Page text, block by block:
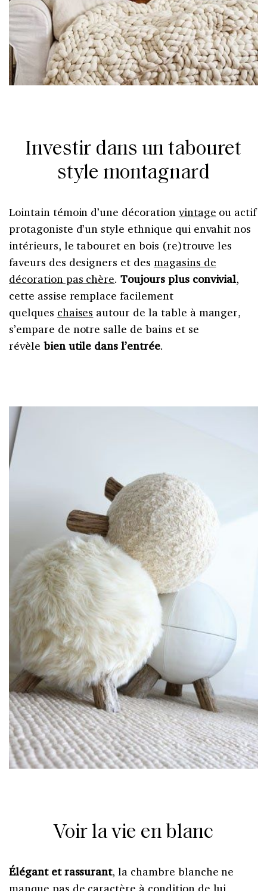
Investir dans un tabouret
style montagnard
Lointain témoin d’une décoration vintage ou actif
protagoniste d’un style ethnique qui envahit nos
intérieurs, le tabouret en bois (re)trouve les
faveurs des designers et des magasins de
décoration pas chère.Toujours plus convivial,
cette assise remplace facilement
quelques chaises autour de la table à manger,
s’empare de notre salle de bains et se
révèle bien utile dans l’entrée.
Voir la vie en blanc
Élégant et rassurant, la chambre blanche ne
manque pas de caractère à condition de lui